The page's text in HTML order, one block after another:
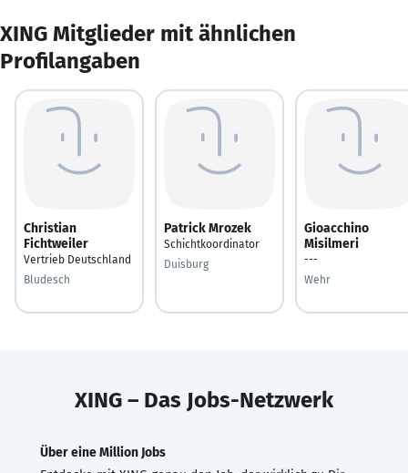
XING Mitglieder mit ähnlichen
Profilangaben
Christian
Fichtweiler
Vertrieb Deutschland
Bludesch
Patrick Mrozek
Schichtkoordinator
Duisburg
Gioacchino
Misilmeri
---
Wehr
XING – Das Jobs-Netzwerk
Über eine Million Jobs